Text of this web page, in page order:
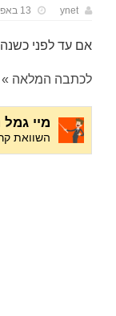
ynet 13 באפריל 2025
אם עד לפני
לכתבה המלאה »